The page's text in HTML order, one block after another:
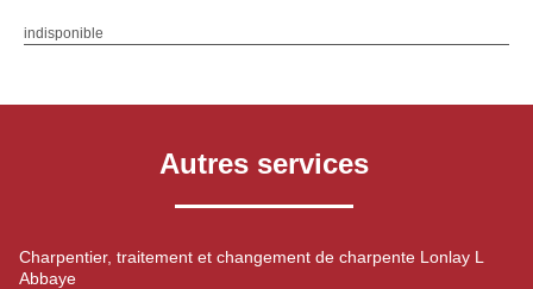
indisponible
Autres services
Charpentier, traitement et changement de charpente Lonlay L
Abbaye